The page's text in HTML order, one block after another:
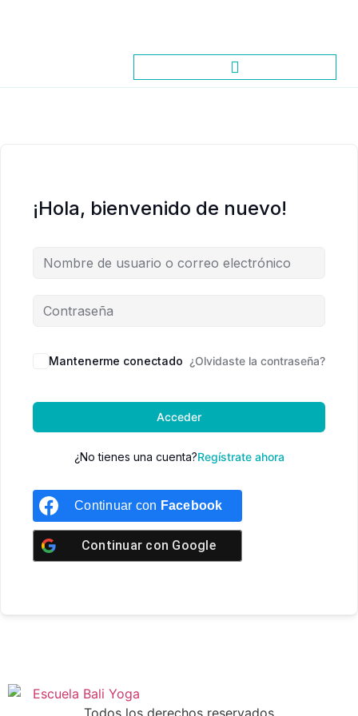
¡Hola, bienvenido de nuevo!
Mantenerme conectado ¿Olvidaste la contraseña?
Acceder
¿No tienes una cuenta?Regístrate ahora
Continuar con Facebook
Continuar con Google
Todos los derechos reservados